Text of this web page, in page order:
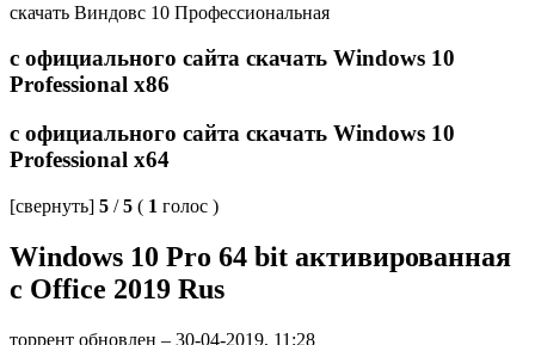
скачать Виндовс 10 Профессиональная
с официального сайта скачать Windows 10
Professional x86
с официального сайта скачать Windows 10
Professional x64
[свернуть] 5 / 5 ( 1 голос )
Windows 10 Pro 64 bit активированная
с Office 2019 Rus
торрент обновлен – 30-04-2019, 11:28